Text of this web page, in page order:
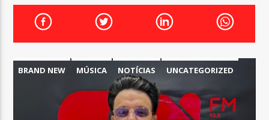
BRAND NEW MÚSICA NOTÍCIAS UNCATEGORIZED